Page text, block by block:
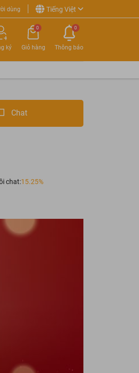
dùng Tiếng Việt
ký
0
Giỏ hàng Thông báo
0
Chat
chat:15.25%